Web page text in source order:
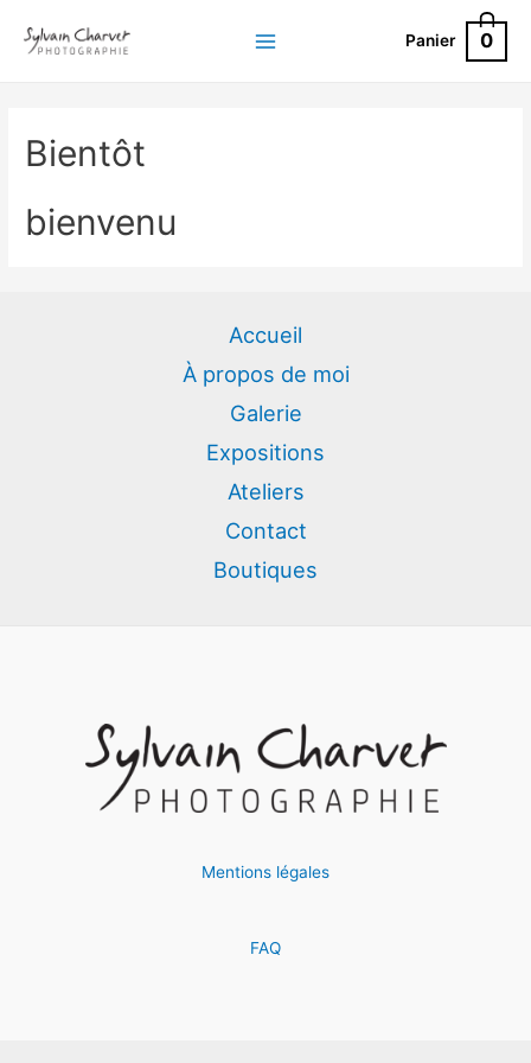
Panier 0
Bientôt
bienvenu
Accueil
À propos de moi
Galerie
Expositions
Ateliers
Contact
Boutiques
Mentions légales
FAQ